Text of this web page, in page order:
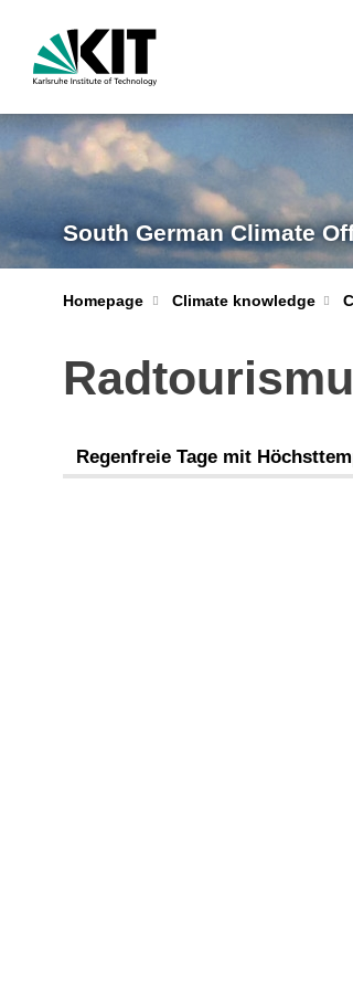
South German Climate
Homepage Climate knowledge
Regenfreie Tage mit